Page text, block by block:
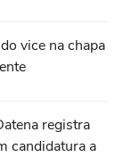
vice na chapa
registra
candidatura a